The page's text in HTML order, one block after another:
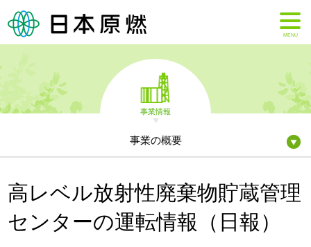
MENU
事業情報
事業の概要
高レベル放射性廃棄物貯蔵管理
センターの運転情報（日報）